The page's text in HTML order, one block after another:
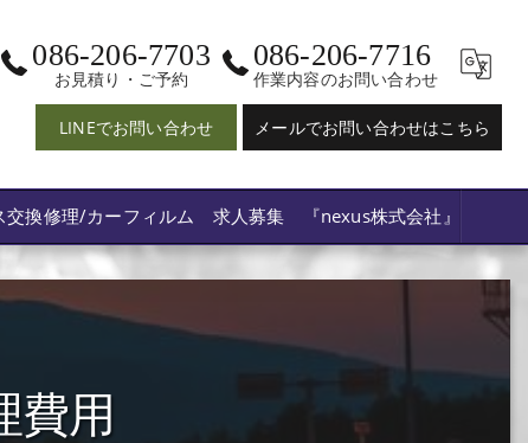
086-206-7703
お見積り・ご予約
086-206-7716
作業内容のお問い合わせ
LINEでお問い合わせ メールでお問い合わせはこちら
交換修理/カーフィルム 求人募集 『nexus株式会社』
費用